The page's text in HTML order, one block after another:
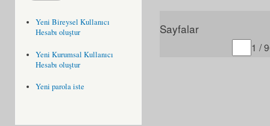
Yeni Bireysel Kullanıcı
Hesabı oluştur
Yeni Kurumsal Kullanıcı
Hesabı oluştur
Yeni parola iste
Sayfalar
Gitmek istediğiniz 1 /